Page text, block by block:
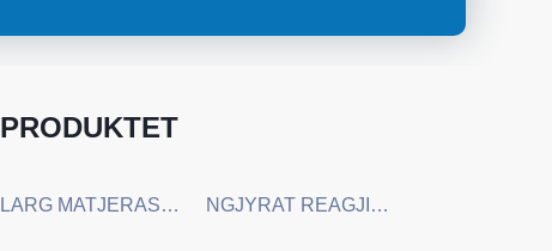
PRODUKTET
LARG MATJERASH KIMIKE ORGANIKE NGJYRAT REAGJIVE DHE NGJYRAT DIREKTE